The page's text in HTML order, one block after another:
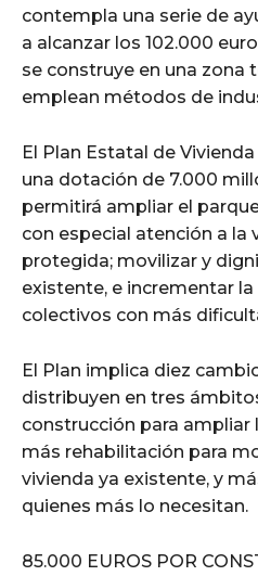
contempla una serie de
a alcanzar los 102.000
se construye en una zona
emplean métodos de
El Plan Estatal de
una dotación de 7.000
permitirá ampliar el
con especial atención a la
protegida; movilizar y
existente, e incrementar
colectivos con más
El Plan implica diez
distribuyen en tres
construcción para ampliar
más rehabilitación para
vivienda ya existente, y
quienes más lo necesitan.
85.000 EUROS POR